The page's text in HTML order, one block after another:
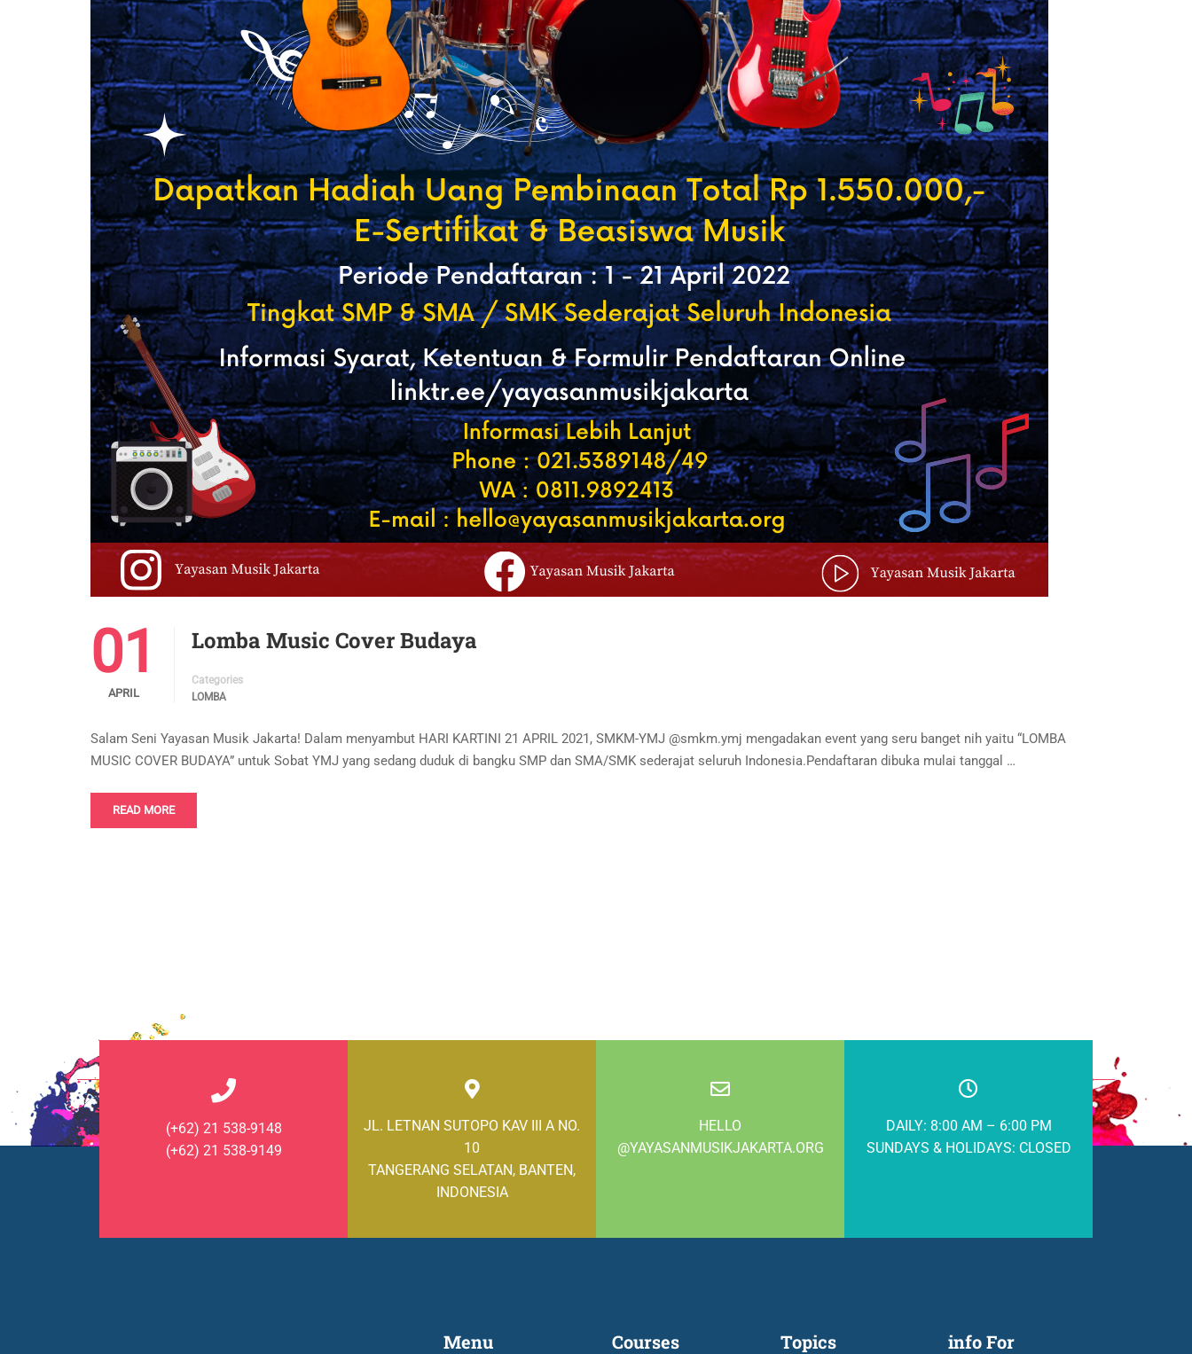
01
APRIL
Lomba Music Cover Budaya
Categories
LOMBA
Salam Seni Yayasan Musik Jakarta! Dalam menyambut HARI KARTINI 21 APRIL 2021, SMKM-YMJ @smkm.ymj mengadakan event yang seru banget nih yaitu “LOMBA
MUSIC COVER BUDAYA” untuk Sobat YMJ yang sedang duduk di bangku SMP dan SMA/SMK sederajat seluruh Indonesia.Pendaftaran dibuka mulai tanggal …
READ MORE
(+62) 21 538-9148
(+62) 21 538-9149
JL. LETNAN SUTOPO KAV III A NO.
10
TANGERANG SELATAN, BANTEN,
INDONESIA
HELLO
@YAYASANMUSIKJAKARTA.ORG
DAILY: 8:00 AM – 6:00 PM
SUNDAYS & HOLIDAYS: CLOSED
Menu Courses Topics info For